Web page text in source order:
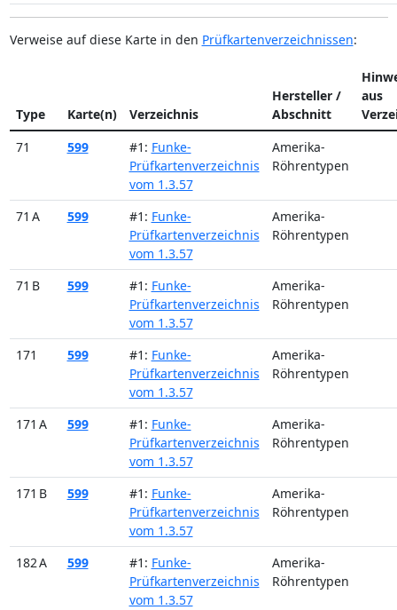
Verweise auf diese Karte in den Prüfkartenverzeichnissen:
Type Karte(n) Verzeichnis
Hersteller /
Abschnitt
aus
71
599 #1: Funke-
Prüfkartenverzeichnis
vom 1.3.57
Amerika-
Röhrentypen
71 A 599 #1: Funke-
Prüfkartenverzeichnis
vom 1.3.57
Amerika-
Röhrentypen
71 B 599 #1: Funke-
Prüfkartenverzeichnis
vom 1.3.57
Amerika-
Röhrentypen
171 599 #1: Funke-
Prüfkartenverzeichnis
vom 1.3.57
Amerika-
Röhrentypen
171 A 599 #1: Funke-
Prüfkartenverzeichnis
vom 1.3.57
Amerika-
Röhrentypen
171 B 599 #1: Funke-
Prüfkartenverzeichnis
vom 1.3.57
Amerika-
Röhrentypen
182 A 599 #1: Funke-
Prüfkartenverzeichnis
vom 1.3.57
Amerika-
Röhrentypen